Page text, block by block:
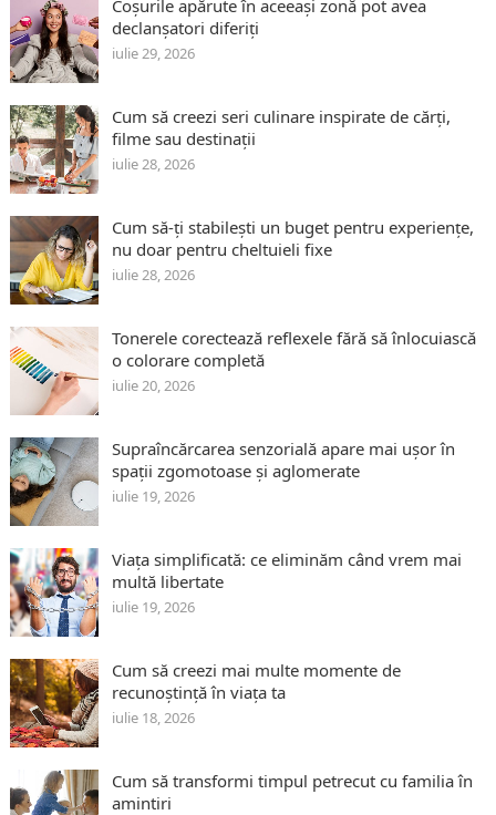
Coșurile apărute în aceeași zonă pot avea
declanșatori diferiți
iulie 29, 2026
Cum să creezi seri culinare inspirate de cărți,
filme sau destinații
iulie 28, 2026
Cum să-ți stabilești un buget pentru experiențe,
nu doar pentru cheltuieli fixe
iulie 28, 2026
Tonerele corectează reflexele fără să înlocuiască
o colorare completă
iulie 20, 2026
Supraîncărcarea senzorială apare mai ușor în
spații zgomotoase și aglomerate
iulie 19, 2026
Viața simplificată: ce eliminăm când vrem mai
multă libertate
iulie 19, 2026
Cum să creezi mai multe momente de
recunoștință în viața ta
iulie 18, 2026
Cum să transformi timpul petrecut cu familia în
amintiri